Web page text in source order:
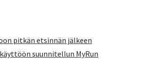
pitkän etsinnän jälkeen
suunnitellun MyRun